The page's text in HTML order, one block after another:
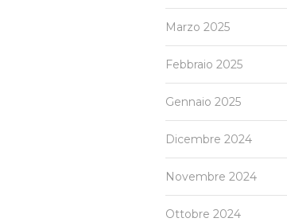
Marzo 2025
Febbraio 2025
Gennaio 2025
Dicembre 2024
Novembre 2024
Ottobre 2024